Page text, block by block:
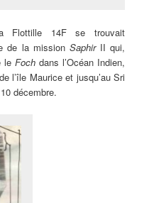
Flottille 14F se trouvait
de la mission SaphirII qui,
le Fochdans l’Océan Indien,
l’île Maurice et jusqu’au Sri
décembre.